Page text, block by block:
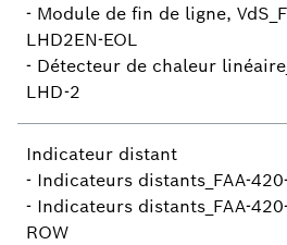
- Module de fin de ligne,
LHD2EN-EOL
- Détecteur de chaleur
LHD-2
Indicateur distant
- Indicateurs distants_FAA-
- Indicateurs distants_FAA-
ROW